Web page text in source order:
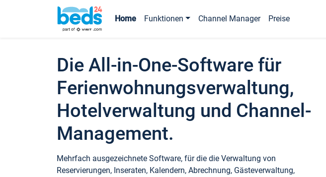
Home Funktionen Channel Manager Preise
Die All-in-One-Software für
Ferienwohnungsverwaltung,
Hotelverwaltung und Channel-
Management.
Mehrfach ausgezeichnete Software, für die die Verwaltung von
Reservierungen, Inseraten, Kalendern, Abrechnung, Gästeverwaltung,